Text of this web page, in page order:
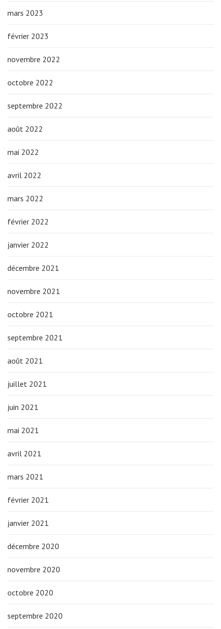
mars 2023
février 2023
novembre 2022
octobre 2022
septembre 2022
août 2022
mai 2022
avril 2022
mars 2022
février 2022
janvier 2022
décembre 2021
novembre 2021
octobre 2021
septembre 2021
août 2021
juillet 2021
juin 2021
mai 2021
avril 2021
mars 2021
février 2021
janvier 2021
décembre 2020
novembre 2020
octobre 2020
septembre 2020